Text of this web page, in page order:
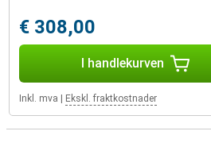
€ 308,00
I handlekurven
Inkl. mva Ekskl. fraktkostnader